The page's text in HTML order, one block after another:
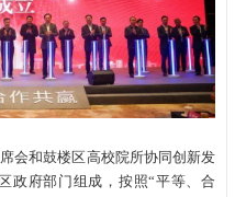
会和鼓楼区高校院所协同创新发
政府部门组成，按照“平等、合